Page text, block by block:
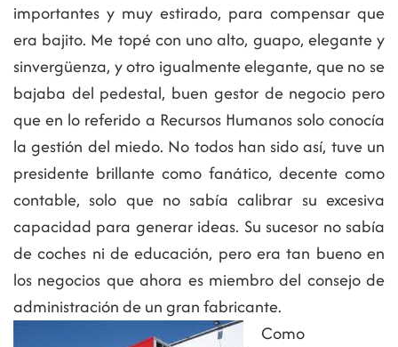
importantes y muy estirado, para compensar que
era bajito. Me topé con uno alto, guapo, elegante y
sinvergüenza, y otro igualmente elegante, que no se
bajaba del pedestal, buen gestor de negocio pero
que en lo referido a Recursos Humanos solo conocía
la gestión del miedo. No todos han sido así, tuve un
presidente brillante como fanático, decente como
contable, solo que no sabía calibrar su excesiva
capacidad para generar ideas. Su sucesor no sabía
de coches ni de educación, pero era tan bueno en
los negocios que ahora es miembro del consejo de
administración de un gran fabricante.
Como